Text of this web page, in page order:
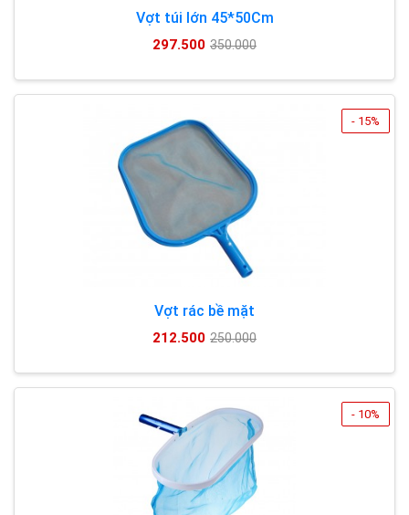
Vợt túi lớn 45*50Cm
297.500 350.000
- 15%
Vợt rác bề mặt
212.500 250.000
- 10%